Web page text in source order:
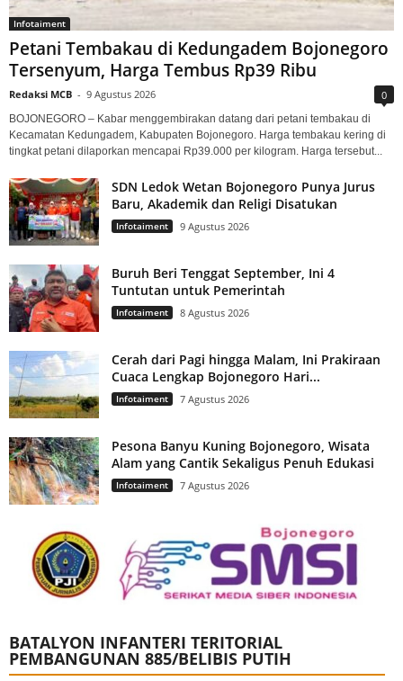
Infotaiment
Petani Tembakau di Kedungadem Bojonegoro
Tersenyum, Harga Tembus Rp39 Ribu
Redaksi MCB - 9 Agustus 2026 0
BOJONEGORO – Kabar menggembirakan datang dari petani tembakau di
Kecamatan Kedungadem, Kabupaten Bojonegoro. Harga tembakau kering di
tingkat petani dilaporkan mencapai Rp39.000 per kilogram. Harga tersebut...
SDN Ledok Wetan Bojonegoro Punya Jurus
Baru, Akademik dan Religi Disatukan
Infotaiment 9 Agustus 2026
Buruh Beri Tenggat September, Ini 4
Tuntutan untuk Pemerintah
Infotaiment 8 Agustus 2026
Cerah dari Pagi hingga Malam, Ini Prakiraan
Cuaca Lengkap Bojonegoro Hari...
Infotaiment 7 Agustus 2026
Pesona Banyu Kuning Bojonegoro, Wisata
Alam yang Cantik Sekaligus Penuh Edukasi
Infotaiment 7 Agustus 2026
BATALYON INFANTERI TERITORIAL
PEMBANGUNAN 885/BELIBIS PUTIH